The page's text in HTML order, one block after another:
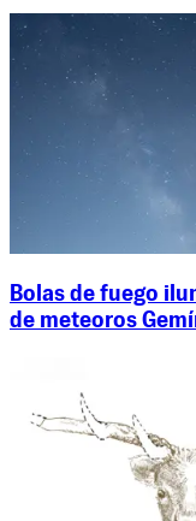
Bolas de fuego
de meteoros